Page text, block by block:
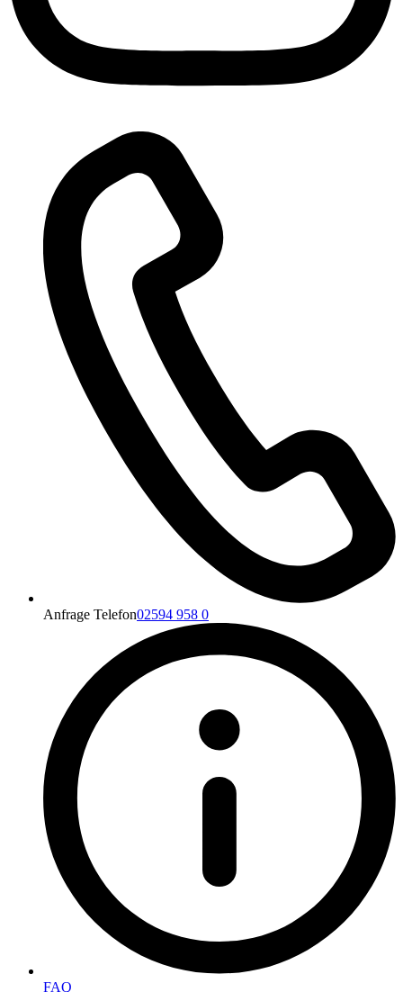
Anfrage Telefon02594 958 0
FAQ